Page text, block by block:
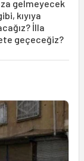
gelmeyecek
kıyıya
İlla
geçeceğiz?